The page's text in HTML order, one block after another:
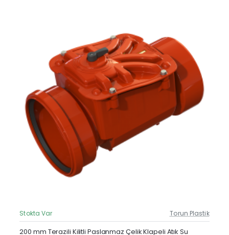
Güncel Fiyat
Stokta Var Torun Plastik
200 mm Terazili Kilitli Paslanmaz Çelik Klapeli Atık Su